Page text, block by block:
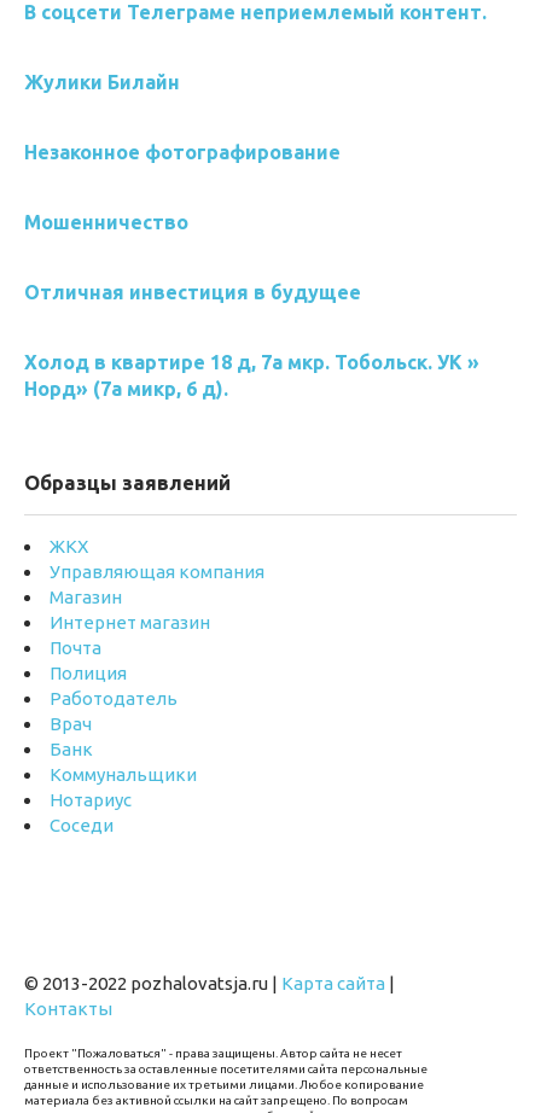
В соцсети Телеграме неприемлемый контент.
Жулики Билайн
Незаконное фотографирование
Мошенничество
Отличная инвестиция в будущее
Холод в квартире 18 д, 7а мкр. Тобольск. УК »
Норд» (7а микр, 6 д).
Образцы заявлений
ЖКХ
Управляющая компания
Магазин
Интернет магазин
Почта
Полиция
Работодатель
Врач
Банк
Коммунальщики
Нотариус
Соседи
© 2013-2022 pozhalovatsja.ru | Карта сайта |
Контакты
Проект "Пожаловаться" - права защищены. Автор сайта не несет
ответственность за оставленные посетителями сайта персональные
данные и использование их третьими лицами. Любое копирование
материала без активной ссылки на сайт запрещено. По вопросам